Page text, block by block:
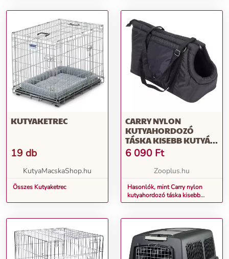
KUTYAKETREC
19 db
KutyaMacskaShop.hu
Összes Kutyaketrec
CARRY NYLON
KUTYAHORDOZÓ
TÁSKA KISEBB KUTYÁK
SZÁLLÍTÁSÁRA - H 55 X
SZ 22 X M 28 CM
6 090 Ft
Zooplus.hu
Hasonlók, mint Carry nylon
kutyahordozó táska kisebb
kutyák szállítására - H 55 x Sz